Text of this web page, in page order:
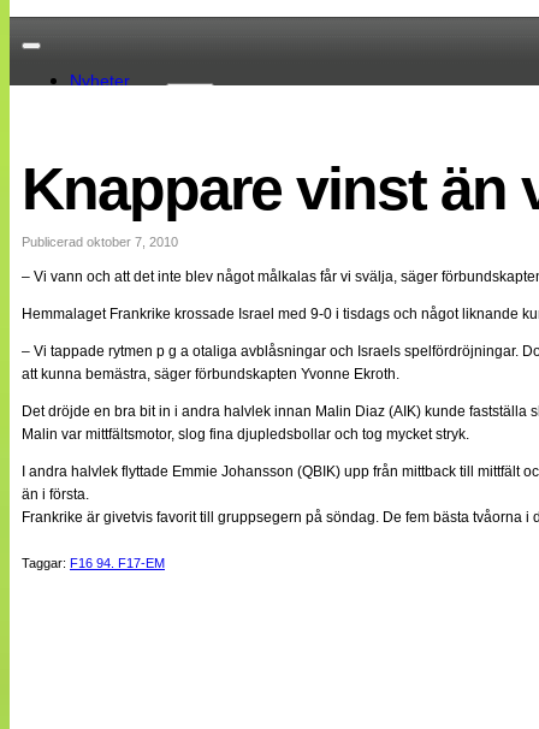
Nyheter
EM 2013
Internationellt
Bildreportage
Bloggar
Lagen
Webb-TV
Cuper
Medlemsbilder
NÄTverket
Split vision
Statistik
Kontakt
Knappare vinst än
Publicerad oktober 7, 2010
– Vi vann och att det inte blev något målkalas får vi svälja, säger
Hemmalaget Frankrike krossade Israel med 9-0 i tisdags och något liknande
– Vi tappade rytmen p g a otaliga avblåsningar och Israels spelfördröjningar.
att kunna bemästra, säger förbundskapten Yvonne Ekroth.
Det dröjde en bra bit in i andra halvlek innan Malin Diaz (AIK) kunde fastställa
Malin var mittfältsmotor, slog fina djupledsbollar och tog mycket stryk.
I andra halvlek flyttade Emmie Johansson (QBIK) upp från mittback till
än i första.
Frankrike är givetvis favorit till gruppsegern på söndag. De fem bästa tvåorna
Taggar: F16 94. F17-EM